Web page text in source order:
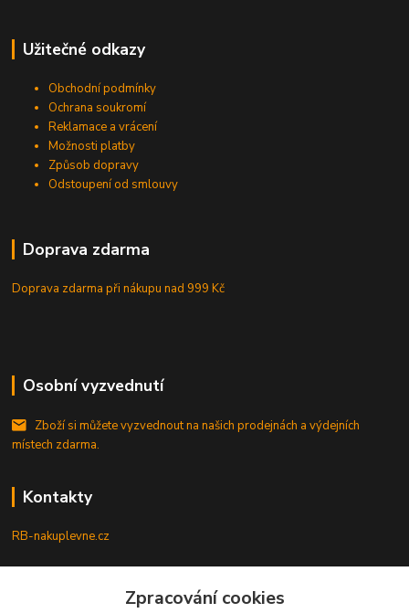
Užitečné odkazy
Obchodní podmínky
Ochrana soukromí
Reklamace a vrácení
Možnosti platby
Způsob dopravy
Odstoupení od smlouvy
Doprava zdarma
Doprava zdarma při nákupunad 999 Kč
Osobní vyzvednutí
Zboží si můžete vyzvednout na našich prodejnách a výdejních
místech zdarma.
Kontakty
RB-nakuplevne.cz
+420 222722421Zpracování cookies